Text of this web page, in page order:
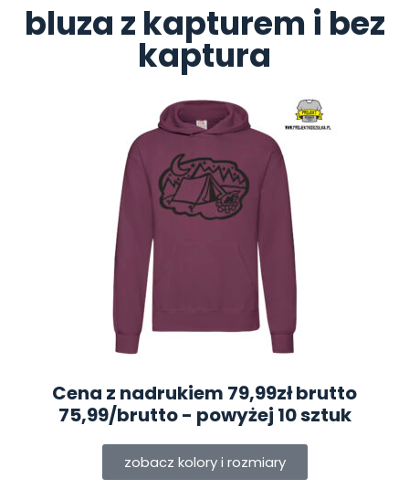
bluza z kapturem i bez
kaptura
Cena z nadrukiem 79,99zł brutto
75,99/brutto- powyżej 10 sztuk
zobacz kolory i rozmiary